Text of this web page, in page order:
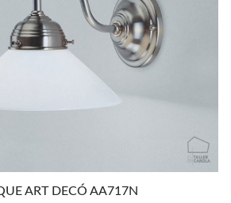
ART DECÓ AA717N